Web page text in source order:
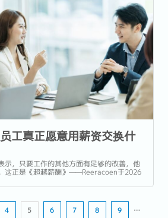
工真正愿意用薪资交换什
示，只要工作的其他方面有足够的改善，他
这正是《超越薪酬》——Reeracoen于2026
4 5 6 7 8 9 …